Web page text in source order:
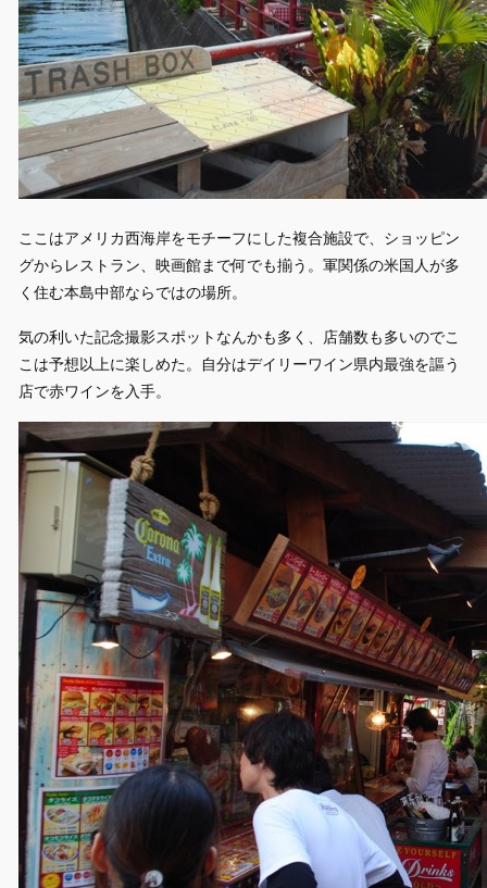
ここはアメリカ西海岸をモチーフにした複合施設で、ショッピン
グからレストラン、映画館まで何でも揃う。軍関係の米国人が多
く住む本島中部ならではの場所。
気の利いた記念撮影スポットなんかも多く、店舗数も多いのでこ
こは予想以上に楽しめた。自分はデイリーワイン県内最強を謳う
店で赤ワインを入手。